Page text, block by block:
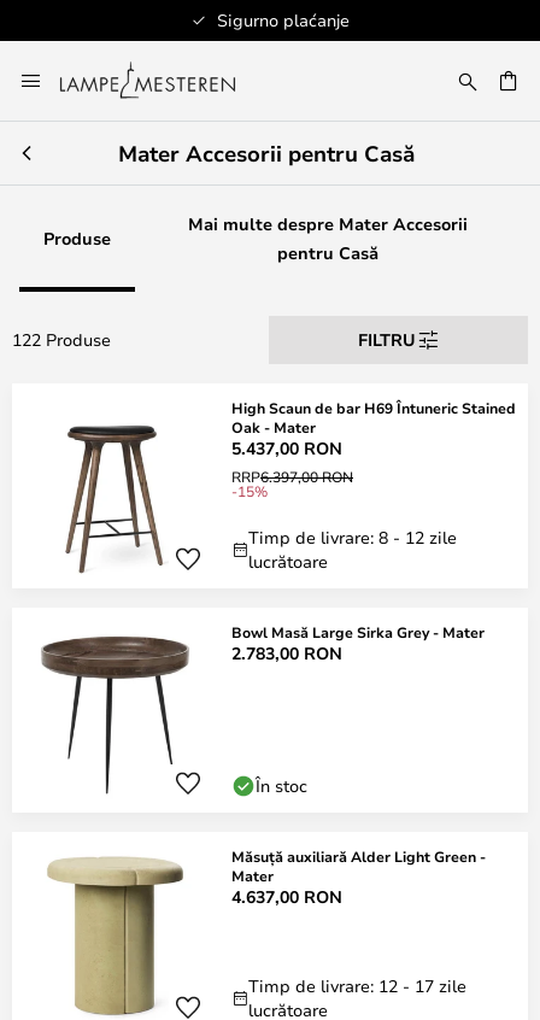
Sigurno plaćanje
la
Continut
Mater Accesorii pentru Casă
Produse
Mai multe despre Mater Accesorii
pentru Casă
122 Produse FILTRU
High Scaun de bar H69 Întuneric Stained
Oak - Mater
5.437,00 RON
RRP6.397,00 RON
-15%
Timp de livrare: 8 - 12 zile
lucrătoare
Bowl Masă Large Sirka Grey - Mater
2.783,00 RON
În stoc
Măsuță auxiliară Alder Light Green -
Mater
4.637,00 RON
Timp de livrare: 12 - 17 zile
lucrătoare